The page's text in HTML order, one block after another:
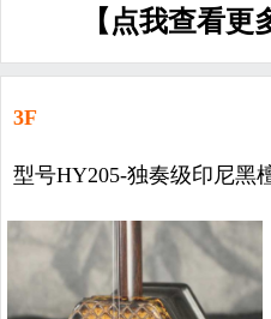
【点我查看更
3F
型号HY205-独奏级印尼黑